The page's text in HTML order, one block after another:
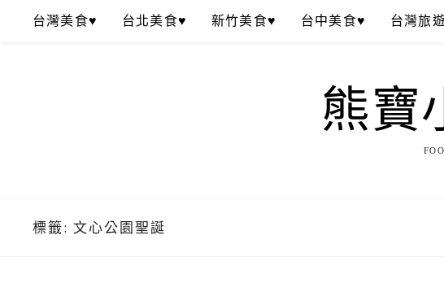
台灣美食♥ 台北美食♥ 新竹美食♥ 台中美食♥ 台灣旅
熊寶
標籤: 文心公園聖誕